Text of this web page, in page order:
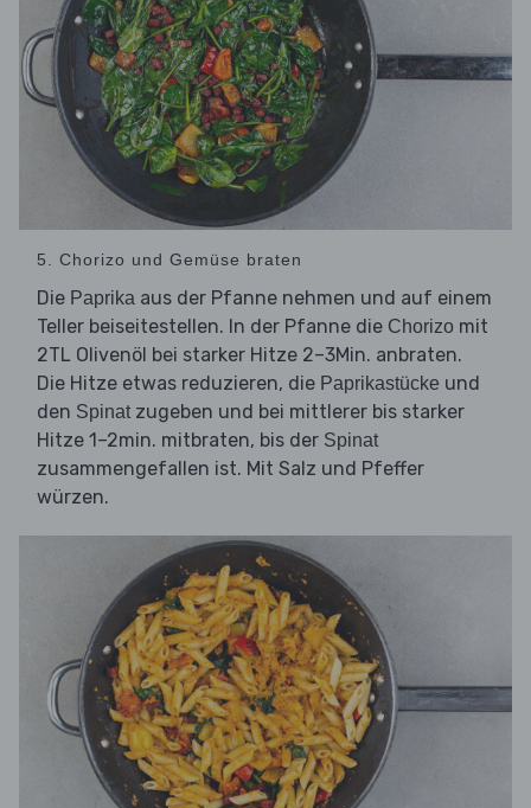
5. Chorizo und Gemüse braten
Die Paprika aus der Pfanne nehmen und auf einem
Teller beiseitestellen. In der Pfanne die Chorizo mit
2TL Olivenöl bei starker Hitze 2–3Min. anbraten.
Die Hitze etwas reduzieren, die Paprikastücke und
den Spinatzugeben und bei mittlerer bis starker
Hitze 1–2min. mitbraten, bis der Spinat
zusammengefallen ist. Mit Salz und Pfeffer
würzen.